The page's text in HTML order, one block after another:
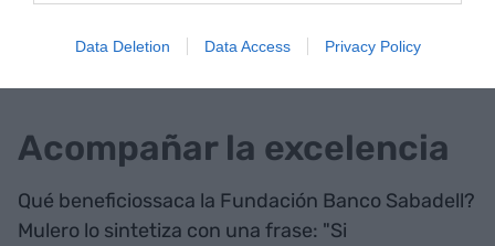
Data Deletion Data Access Privacy Policy
estas características los permite siguiendo
Acompañar la excelencia
Qué beneficiossaca la Fundación Banco Sabadell?
Mulero lo sintetiza con una frase: "Si